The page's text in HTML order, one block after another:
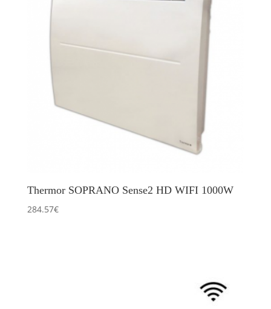
Thermor SOPRANO Sense2 HD WIFI 1000W
284.57€